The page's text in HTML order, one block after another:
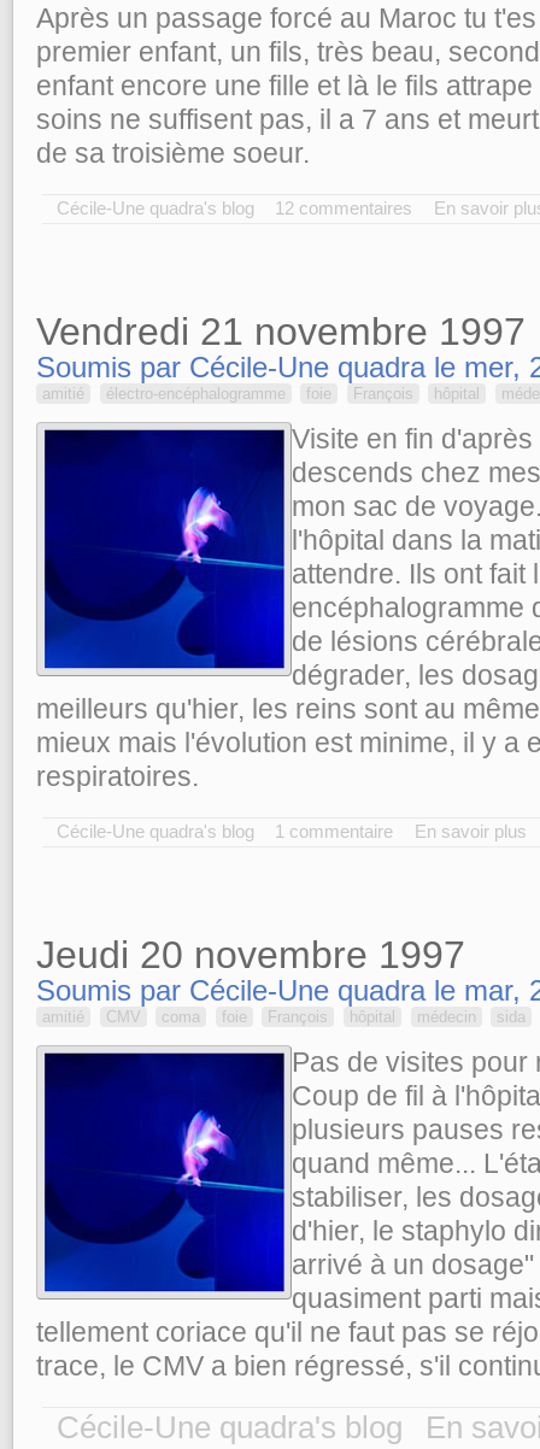
Après un passage forcé au Maroc tu
premier enfant, un fils, très beau,
enfant encore une fille et là le fils
soins ne suffisent pas, il a 7 ans et
de sa troisième soeur.
Cécile-Une quadra's blog 12 commentaires En savoir
Vendredi 21 novembre 1997
Soumis par Cécile-Une quadra le mer,
amitié électro-encéphalogramme foie François hôpital
Visite en fin
descends chez
mon sac de
l'hôpital dans la
attendre. Ils ont fait
encéphalogramme
de lésions
dégrader, les
meilleurs qu'hier, les reins sont au
mieux mais l'évolution est minime, il y a
respiratoires.
Cécile-Une quadra's blog 1 commentaire En savoir plus
Jeudi 20 novembre 1997
Soumis par Cécile-Une quadra le mar,
amitié CMV coma foie François hôpital médecin sida
Pas de visites pour
Coup de fil à
plusieurs pauses
quand même...
stabiliser, les
d'hier, le staphylo
arrivé à un
quasiment parti
tellement coriace qu'il ne faut pas se
trace, le CMV a bien régressé, s'il
Cécile-Une quadra's blog En